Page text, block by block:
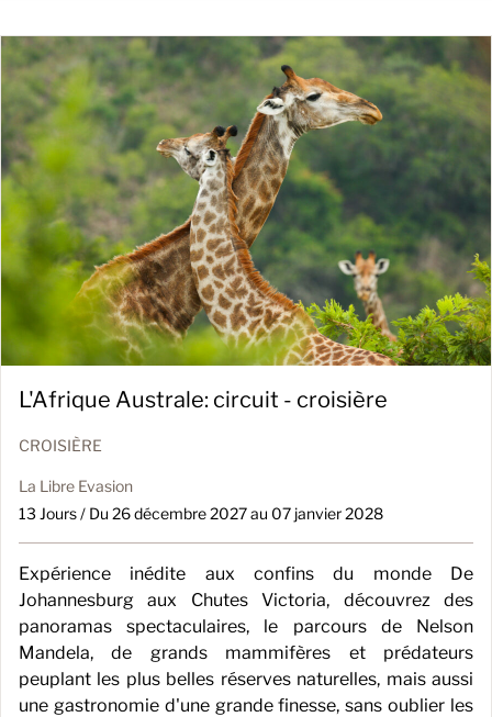
L'Afrique Australe: circuit - croisière
CROISIÈRE
La Libre Evasion
13 Jours / Du 26 décembre 2027 au 07 janvier 2028
Expérience inédite aux confins du monde De
Johannesburg aux Chutes Victoria, découvrez des
panoramas spectaculaires, le parcours de Nelson
Mandela, de grands mammifères et prédateurs
peuplant les plus belles réserves naturelles, mais aussi
une gastronomie d'une grande finesse, sans oublier les